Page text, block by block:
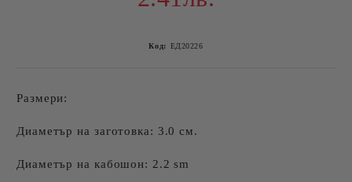
Код: ЕД20226
Размери:
Диаметър на заготовка: 3.0 см.
Диаметър на кабошон: 2.2 sm